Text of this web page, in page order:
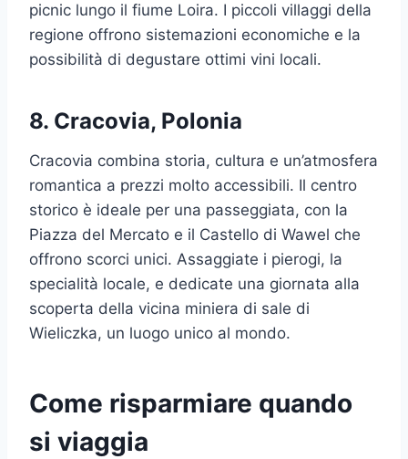
picnic lungo il fiume Loira. I piccoli villaggi della
regione offrono sistemazioni economiche e la
possibilità di degustare ottimi vini locali.
8. Cracovia, Polonia
Cracovia combina storia, cultura e un’atmosfera
romantica a prezzi molto accessibili. Il centro
storico è ideale per una passeggiata, con la
Piazza del Mercato e il Castello di Wawel che
offrono scorci unici. Assaggiate i pierogi, la
specialità locale, e dedicate una giornata alla
scoperta della vicina miniera di sale di
Wieliczka, un luogo unico al mondo.
Come risparmiare quando
si viaggia